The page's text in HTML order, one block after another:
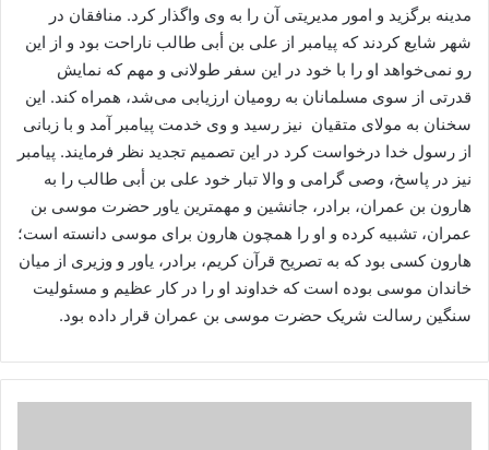
مدینه برگزید و امور مدیریتی آن را به وی واگذار کرد. منافقان در
شهر شایع کردند که پیامبر از علی بن أبی طالب ناراحت بود و از این
رو نمی‌خواهد او را با خود در این سفر طولانی و مهم که نمایش
قدرتی از سوی مسلمانان به رومیان ارزیابی می‌شد، همراه کند. این
سخنان به مولای متقیان نیز رسید و وی خدمت پیامبر آمد و با زبانی
از رسول خدا درخواست کرد در این تصمیم تجدید نظر فرمایند. پیامبر
نیز در پاسخ، وصی گرامی و والا تبار خود علی بن أبی طالب را به
هارون بن عمران، برادر، جانشین و مهمترین یاور حضرت موسی بن
عمران، تشبیه کرده و او را همچون هارون برای موسی دانسته است؛
هارون کسی بود که به تصریح قرآن کریم، برادر، یاور و وزیری از میان
خاندان موسی بوده است که خداوند او را در کار عظیم و مسئولیت
سنگین رسالت شریک حضرت موسی بن عمران قرار داده بود.